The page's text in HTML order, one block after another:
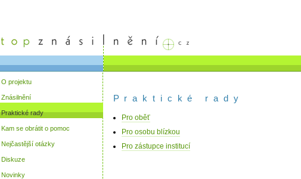
O projektu
Znásilnění
Praktické rady
Kam se obrátit o pomoc
Nejčastější otázky
Diskuze
Novinky
Praktické rady
Pro oběť
Pro osobu blízkou
Pro zástupce institucí